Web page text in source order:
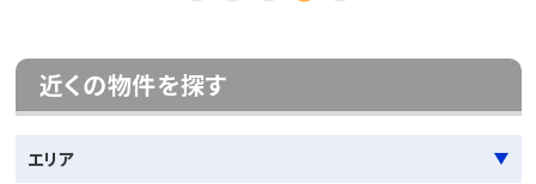
近くの物件を探す
エリア